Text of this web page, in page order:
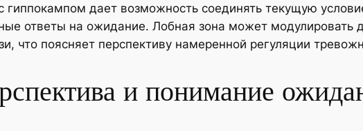
гиппокампом дает возможность соединять текущую
ответы на ожидание. Лобная зона может модулировать
что поясняет перспективу намеренной регуляции
и понимание